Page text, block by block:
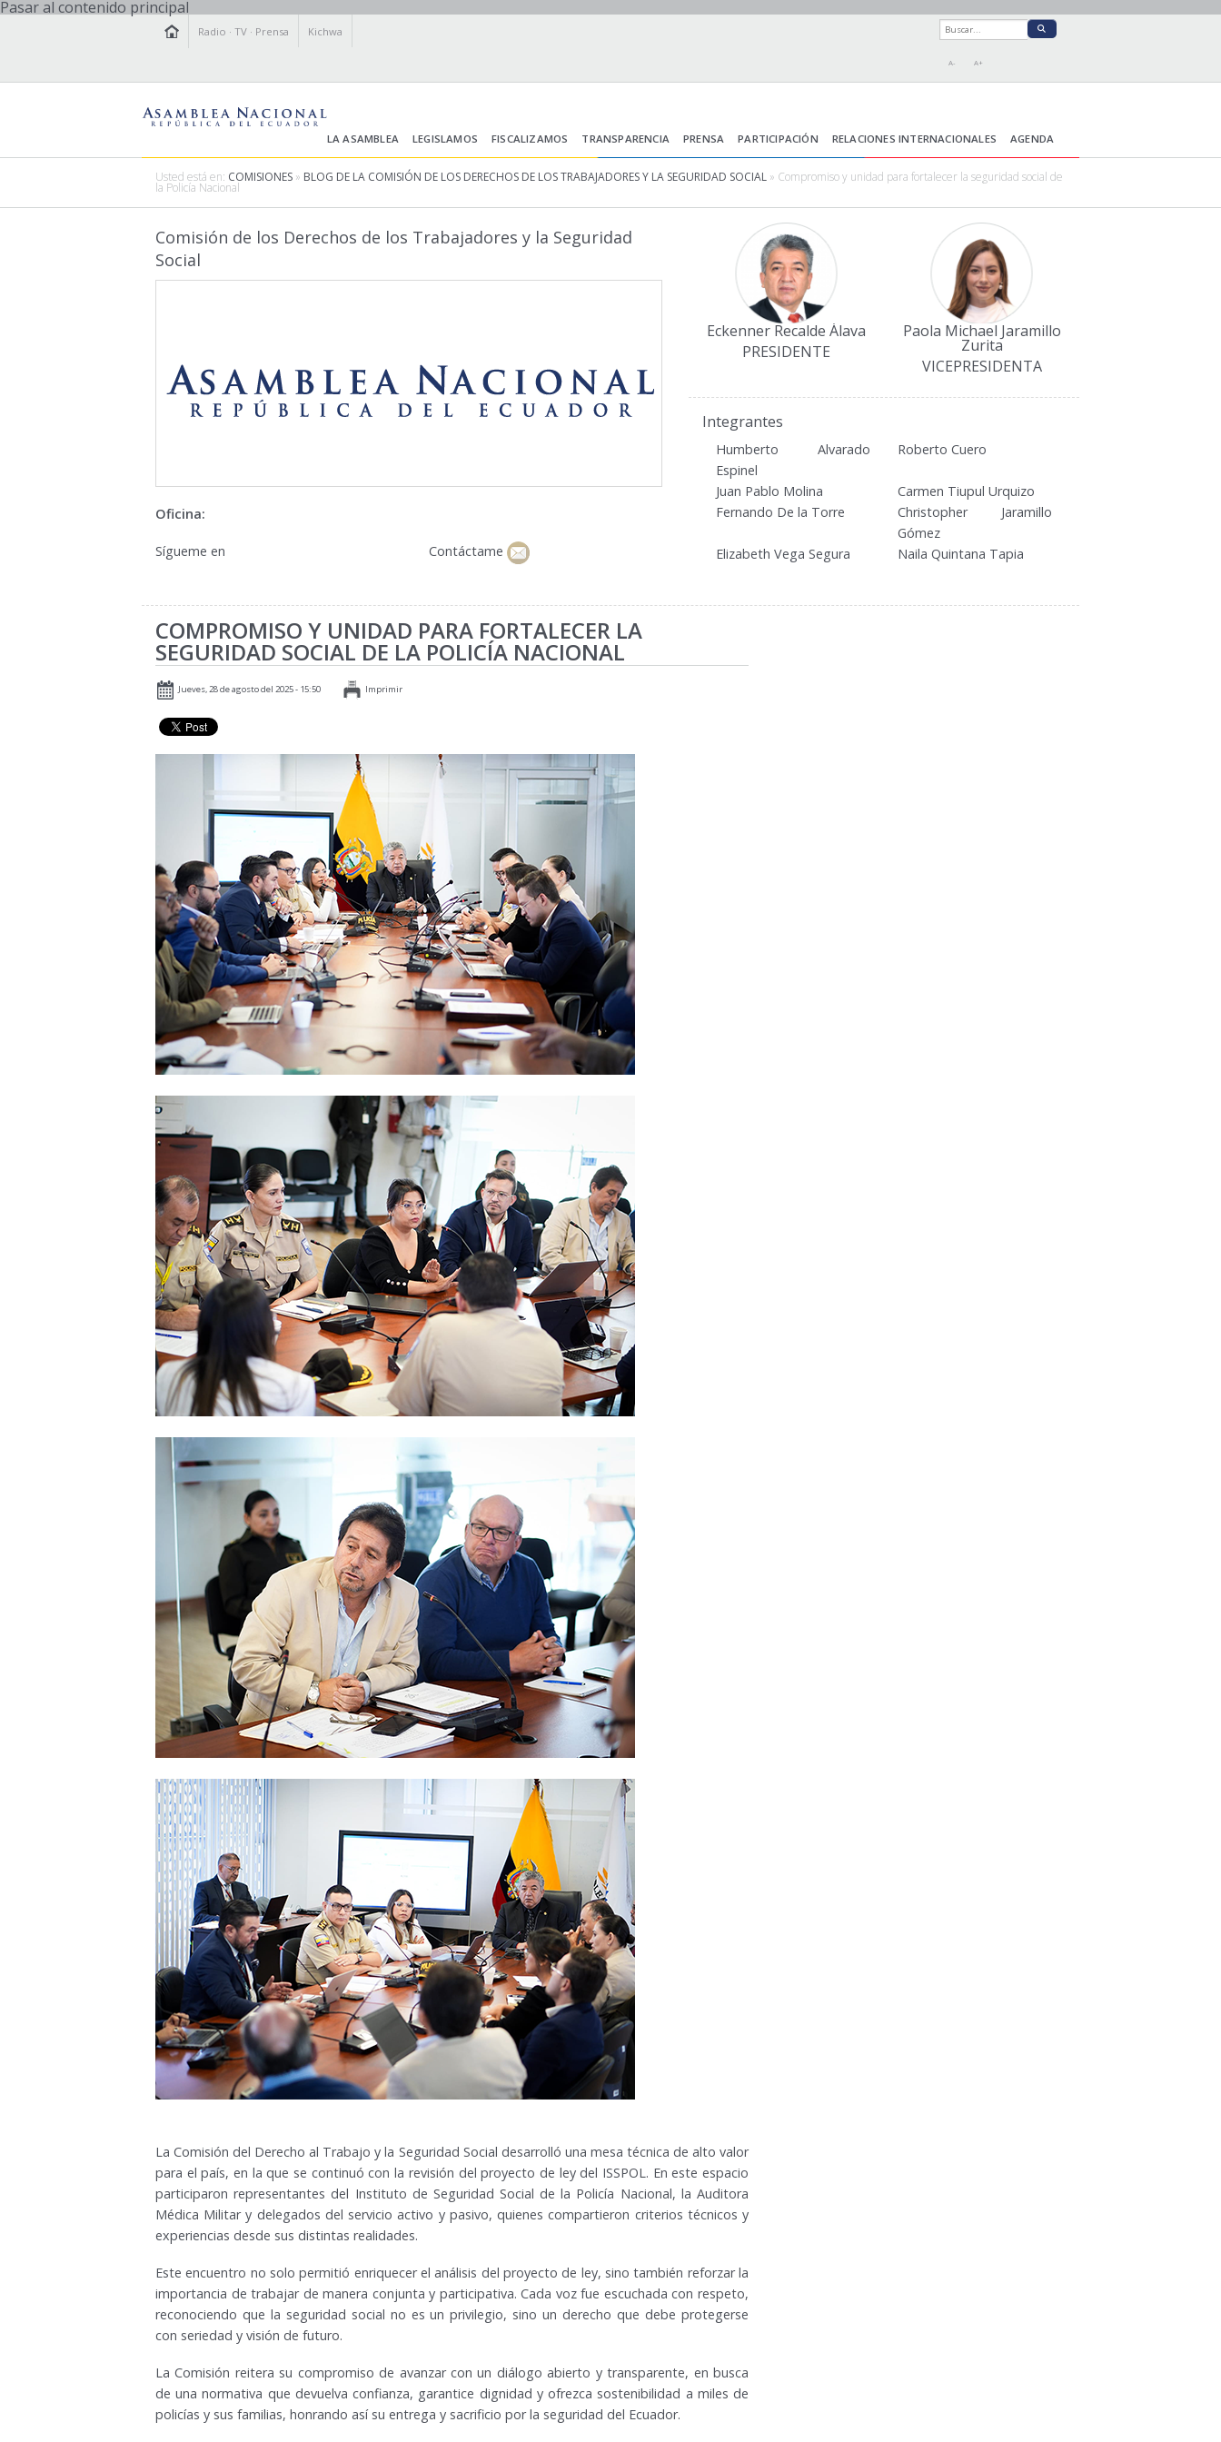
Pasar al contenido principal
Radio ·TV · Prensa Kichwa
A- A+
LA ASAMBLEA LEGISLAMOS FISCALIZAMOS TRANSPARENCIA PRENSA PARTICIPACIÓN RELACIONES INTERNACIONALES AGENDA
Usted está en: COMISIONES » BLOG DE LA COMISIÓN DE LOS DERECHOS DE LOS TRABAJADORES Y LA SEGURIDAD SOCIAL » Compromiso y unidad para fortalecer la seguridad social de
la Policía Nacional
Comisión de los Derechos de los Trabajadores y la Seguridad
Social
Oficina:
Sígueme en Contáctame
Eckenner Recalde Álava
PRESIDENTE
Paola Michael Jaramillo
Zurita
VICEPRESIDENTA
Integrantes
Humberto Alvarado
Espinel
Roberto Cuero
Juan Pablo Molina
Carmen Tiupul Urquizo
Fernando De la Torre
Christopher Jaramillo
Gómez
Elizabeth Vega Segura
Naila Quintana Tapia
COMPROMISO Y UNIDAD PARA FORTALECER LA
SEGURIDAD SOCIAL DE LA POLICÍA NACIONAL
Jueves, 28 de agosto del 2025 - 15:50 Imprimir
La Comisión del Derecho al Trabajo y la Seguridad Social desarrolló una mesa técnica de alto valor
para el país, en la que se continuó con la revisión del proyecto de ley del ISSPOL. En este espacio
participaron representantes del Instituto de Seguridad Social de la Policía Nacional, la Auditora
Médica Militar y delegados del servicio activo y pasivo, quienes compartieron criterios técnicos y
experiencias desde sus distintas realidades.
Este encuentro no solo permitió enriquecer el análisis del proyecto de ley, sino también reforzar la
importancia de trabajar de manera conjunta y participativa. Cada voz fue escuchada con respeto,
reconociendo que la seguridad social no es un privilegio, sino un derecho que debe protegerse
con seriedad y visión de futuro.
La Comisión reitera su compromiso de avanzar con un diálogo abierto y transparente, en busca
de una normativa que devuelva confianza, garantice dignidad y ofrezca sostenibilidad a miles de
policías y sus familias, honrando así su entrega y sacrificio por la seguridad del Ecuador.